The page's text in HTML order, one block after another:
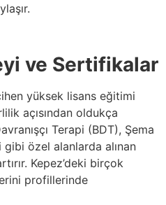
ve Sertifikalar
yüksek lisans eğitimi
açısından oldukça
Terapi (BDT), Şema
özel alanlarda alınan
Kepez’deki birçok
profillerinde